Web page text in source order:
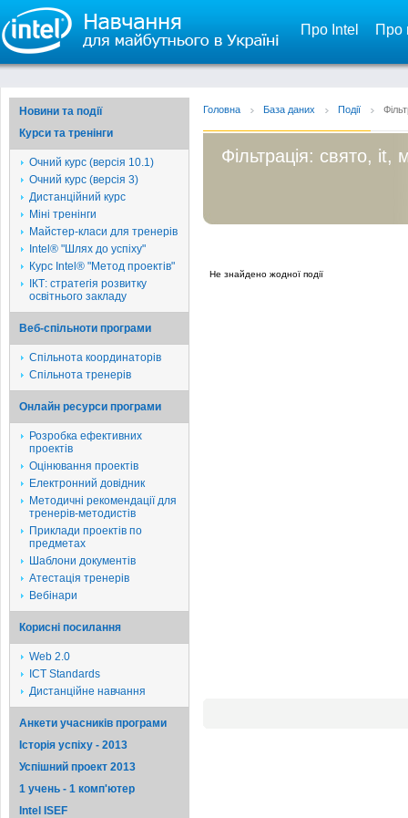
Про Intel Про
Новини та події
Курси та тренінги
Очний курс (версія 10.1)
Очний курс (версія 3)
Дистанційний курс
Міні тренінги
Майстер-класи для тренерів
Intel® "Шлях до успіху"
Курс Intel® "Метод проектів"
ІКТ: стратегія розвитку
освітнього закладу
Веб-спільноти програми
Спільнота координаторів
Спільнота тренерів
Онлайн ресурси програми
Розробка ефективних
проектів
Оцінювання проектів
Електронний довідник
Методичні рекомендації для
тренерів-методистів
Приклади проектів по
предметах
Шаблони документів
Атестація тренерів
Вебінари
Корисні посилання
Web 2.0
ICT Standards
Дистанційне навчання
Анкети учасників програми
Історія успіху - 2013
Успішний проект 2013
1 учень - 1 комп'ютер
Intel ISEF
Головна База даних Події
Фільтрація: свято, it,
Не знайдено жодної події